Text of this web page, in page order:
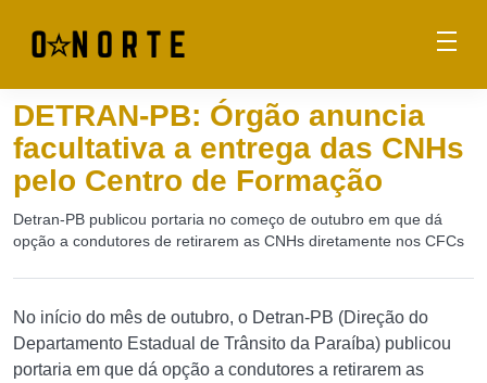
DETRAN-PB: Órgão anuncia
facultativa a entrega das CNHs
pelo Centro de Formação
Detran-PB publicou portaria no começo de outubro em que dá
opção a condutores de retirarem as CNHs diretamente nos CFCs
No início do mês de outubro, o Detran-PB (Direção do
Departamento Estadual de Trânsito da Paraíba) publicou
portaria em que dá opção a condutores a retirarem as